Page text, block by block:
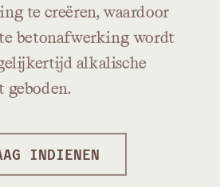
te creëren, waardoor
betonafwerkingwordt
alkalische
geboden.
INDIENEN